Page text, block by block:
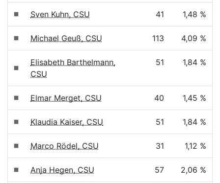
Sven Kuhn, CSU 41 1,48 %
Michael Geuß, CSU 113 4,09 %
Elisabeth Barthelmann,
CSU
51 1,84 %
Elmar Merget, CSU 40 1,45 %
Klaudia Kaiser, CSU 51 1,84 %
Marco Rödel, CSU 31 1,12 %
Anja Hegen, CSU 57 2,06 %